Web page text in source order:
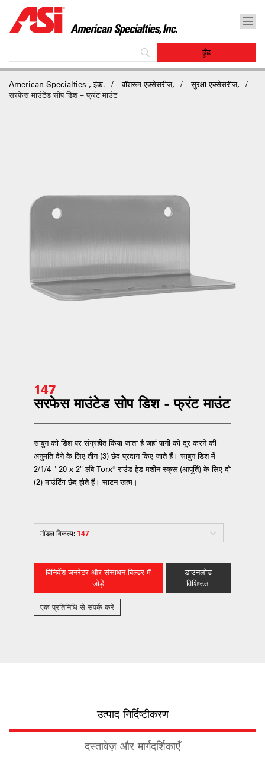
American Specialties , इंक. वॉशरूम एक्सेसरीज,
सुरक्षा एक्सेसरीज,
सरफेस माउंटेड सोप डिश – फ्रंट माउंट
147
सरफेस माउंटेड सोप डिश - फ्रंट माउंट
साबुन को डिश पर संग्रहीत किया जाता है जहां पानी को दूर करने की
अनुमति देने के लिए तीन (3) छेद प्रदान किए जाते हैं। साबुन डिश में
2/1/4 "-20 x 2" लंबे Torx® राउंड हेड मशीन स्क्रू (आपूर्ति) के लिए दो
(2) माउंटिंग छेद होते हैं। साटन खत्म।
मॉडल विकल्प: 147
विनिर्देश जनरेटर और संसाधन बिल्डर में
जोड़ें
डाउनलोड
विशिष्टता
एक प्रतिनिधि से संपर्क करें
उत्पाद निर्दिष्टीकरण
दस्तावेज़ और मार्गदर्शिकाएँ